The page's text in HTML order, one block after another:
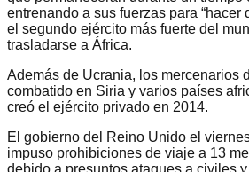
entrenando a sus fuerzas para “hacer
el segundo ejército más fuerte del
trasladarse a África.
Además de Ucrania, los mercenarios
combatido en Siria y varios países
creó el ejército privado en 2014.
El gobierno del Reino Unido el
impuso prohibiciones de viaje a 13
debido a presuntos ataques a civiles